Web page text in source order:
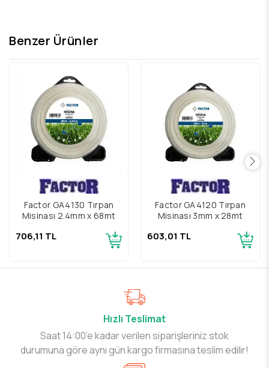
Benzer Ürünler
Factor GA4130 Tırpan
Misinası 2.4mm x 68mt
706,11 TL
Factor GA4120 Tırpan
Misinası 3mm x 28mt
603,01 TL
Hızlı Teslimat
Saat 14:00’e kadar verilen siparişleriniz stok
durumuna göre aynı gün kargo firmasına teslim edilir!